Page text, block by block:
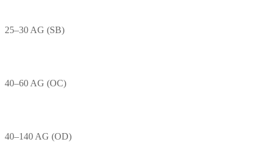
25–30 AG (SB)
40–60 AG (OC)
40–140 AG (OD)